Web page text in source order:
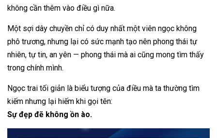
không cần thêm vào điều gì nữa.
Một sợi dây chuyền chỉ có duy nhất một viên ngọc không
phô trương, nhưng lại có sức mạnh tạo nên phong thái tự
nhiên, tự tin, an yên — phong thái mà ai cũng mong tìm thấy
trong chính mình.
Ngọc trai tối giản là biểu tượng của điều mà ta thường tìm
kiếm nhưng lại hiếm khi gọi tên:
Sự đẹp đẽ không ồn ào.